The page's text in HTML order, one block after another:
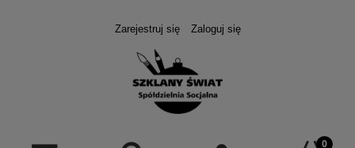
Zarejestruj się Zaloguj się